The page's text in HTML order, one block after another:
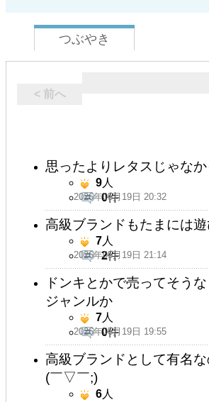
つぶやき
< 前へ
思ったよりレタスじゃな
2026年05月19日 20:32
9人
0件
高級ブランドもたまには遊
2026年05月19日 21:14
7人
2件
ドンキとかで売ってそう
ジャンルか
2026年05月19日 19:55
7人
0件
高級ブランドとして有名
(￣▽￣;)
6人